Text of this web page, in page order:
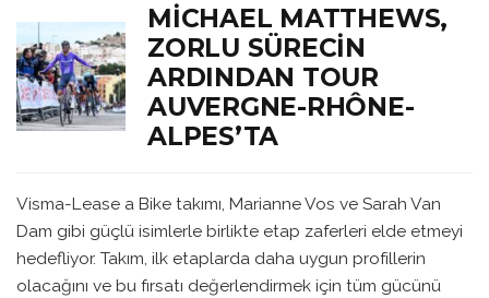
MICHAEL MATTHEWS,
ZORLU SÜRECIN
ARDINDAN TOUR
AUVERGNE-RHÔNE-
ALPES’TA
Visma-Lease a Bike takımı, Marianne Vos ve Sarah Van
Dam gibi güçlü isimlerle birlikte etap zaferleri elde etmeyi
hedefliyor. Takım, ilk etaplarda daha uygun profillerin
olacağını ve bu fırsatı değerlendirmek için tüm gücünü